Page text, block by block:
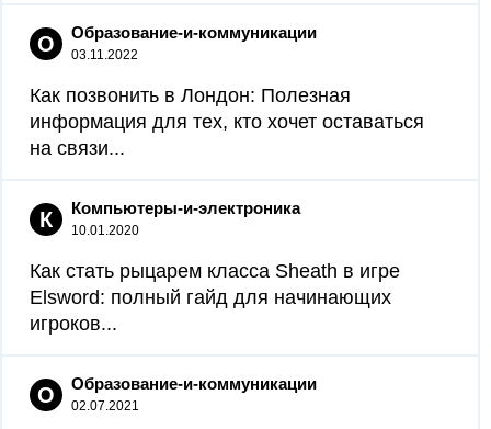
О Образование-и-коммуникации
03.11.2022
Как позвонить в Лондон: Полезная
информация для тех, кто хочет оставаться
на связи...
К Компьютеры-и-электроника
10.01.2020
Как стать рыцарем класса Sheath в игре
Elsword: полный гайд для начинающих
игроков...
О Образование-и-коммуникации
02.07.2021